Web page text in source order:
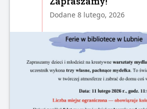
Dodane 8 lutego, 2026